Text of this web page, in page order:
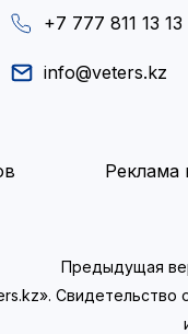
+7 777 811 13 13
info@veters.kz
Реклама
Предыдущая
Свидетельство